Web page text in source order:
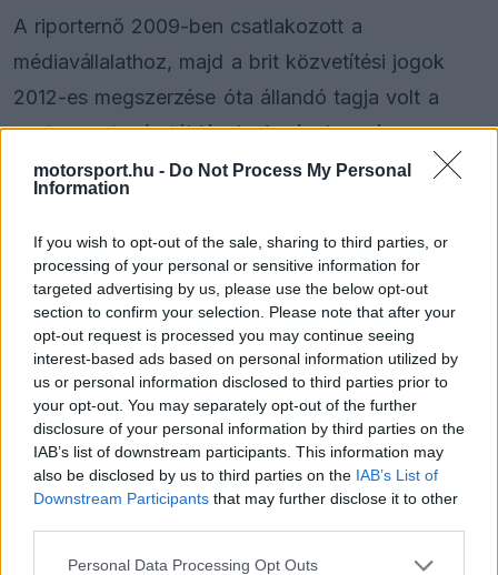
motorsport.hu - Do Not Process My Personal
Information
If you wish to opt-out of the sale, sharing to third parties, or
processing of your personal or sensitive information for
targeted advertising by us, please use the below opt-out
section to confirm your selection. Please note that after your
opt-out request is processed you may continue seeing
interest-based ads based on personal information utilized by
us or personal information disclosed to third parties prior to
your opt-out. You may separately opt-out of the further
disclosure of your personal information by third parties on the
IAB’s list of downstream participants. This information may
also be disclosed by us to third parties on the IAB’s List of
Downstream Participants that may further disclose it to other
Please note that this website/app uses one or more Google
Personal Data Processing Opt Outs
A riporternő 2009-ben csatlakozott a
médiavállalathoz, majd a brit közvetítési jogok
2012-es megszerzése óta állandó tagja volt a
csatorna utazó stábjának. Az évek során a
paddock egyik legmeghatározóbb alakjává vált,
feszült és közvetlen interjúiról ismerhettek meg.
Video
Player
is
loading.
This
is
a
modal
window.
The media could not be loaded, either because
the server or network failed or because the format
is not supported.